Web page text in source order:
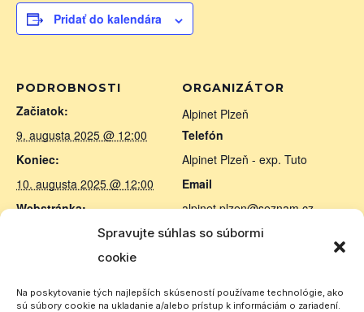
Spravujte súhlas so súbormi
cookie
Na poskytovanie tých najlepších skúseností používame technológie, ako
sú súbory cookie na ukladanie a/alebo prístup k informáciám o zariadení.
Pridať do kalendára
PODROBNOSTI
Začiatok:
9. augusta 2025 @ 12:00
Koniec:
10. augusta 2025 @ 12:00
Webstránka:
https://www.cbklub-plzen.cz/
MIESTO UDALOSTI
ORGANIZÁTOR
Alpinet Plzeň
Telefón
Alpinet Plzeň - exp. Tuto
Email
alpinet.plzen@seznam.cz